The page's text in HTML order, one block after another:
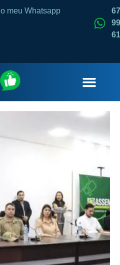
meu Whatsapp